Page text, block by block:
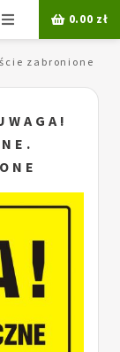
Menu 0.00 zł
zabronione